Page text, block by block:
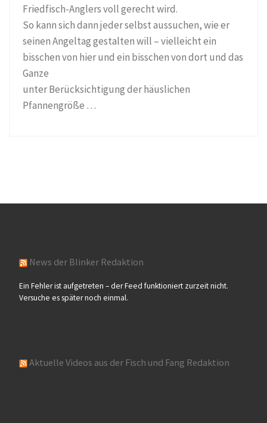
Friedfisch-Anglers voll gerecht wird.
So kann sich dann jeder selbst aussuchen, wie er
seinen Angeltag gestalten will – vielleicht ein
bisschen von hier und ein bisschen von dort und das
Ganze
unter Berücksichtigung der häuslichen
Pfannengröße …
News der Blinker Redaktion
Ein Fehler ist aufgetreten – der Feed funktioniert zurzeit nicht.
Versuche es später noch einmal.
Aktuelle Videos aus der Fisch und Fang Redaktion